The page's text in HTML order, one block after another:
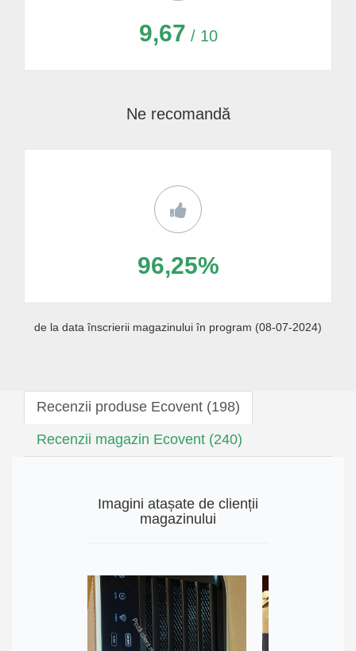
9,67 / 10
Ne recomandă
96,25%
de la data înscrierii magazinului în program (08-07-2024)
Recenzii produse Ecovent (198)
Recenzii magazin Ecovent (240)
Imagini atașate de clienții
magazinului